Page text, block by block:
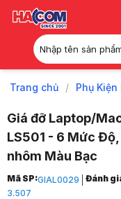
Nhập tên sản
Trang chủ / Phụ
Giá đỡ Laptop/
LS501 - 6 Mức
nhôm Màu Bạc
Trang chủ
1
Mã SP:GIAL0029 Đánh
3.507